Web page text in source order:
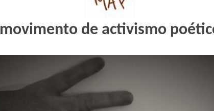
movimento de activismo